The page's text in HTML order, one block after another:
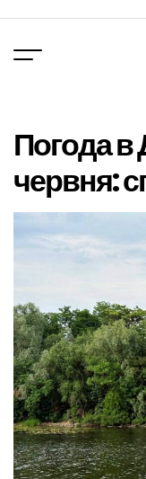
вмісту
Погода в
червня: